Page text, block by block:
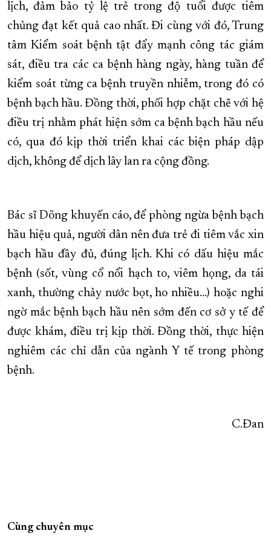
lịch, đảm bảo tỷ lệ trẻ trong độ tuổi được tiêm
chủng đạt kết quả cao nhất. Đi cùng với đó, Trung
tâm Kiểm soát bệnh tật đẩy mạnh công tác giám
sát, điều tra các ca bệnh hàng ngày, hàng tuần để
kiểm soát từng ca bệnh truyền nhiễm, trong đó có
bệnh bạch hầu. Đồng thời, phối hợp chặt chẽ với hệ
điều trị nhằm phát hiện sớm ca bệnh bạch hầu nếu
có, qua đó kịp thời triển khai các biện pháp dập
dịch, không để dịch lây lan ra cộng đồng.
Bác sĩ Dõng khuyến cáo, để phòng ngừa bệnh bạch
hầu hiệu quả, người dân nên đưa trẻ đi tiêm vắc xin
bạch hầu đầy đủ, đúng lịch. Khi có dấu hiệu mắc
bệnh (sốt, vùng cổ nổi hạch to, viêm họng, da tái
xanh, thường chảy nước bọt, ho nhiều…) hoặc nghi
ngờ mắc bệnh bạch hầu nên sớm đến cơ sở y tế để
được khám, điều trị kịp thời. Đồng thời, thực hiện
nghiêm các chỉ dẫn của ngành Y tế trong phòng
bệnh.
C.Đan
Cùng chuyên mục